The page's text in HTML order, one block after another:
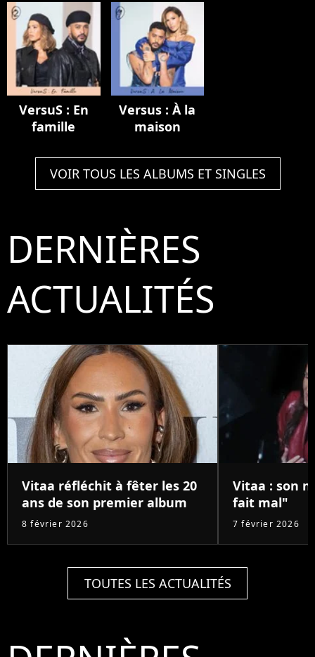
VersuS : En
famille
Versus : À la
maison
VOIR TOUS LES ALBUMS ET SINGLES
DERNIÈRES
ACTUALITÉS
Vitaa réfléchit à fêter les 20
ans de son premier album
8 février 2026
Vitaa : son
fait mal"
7 février 2026
TOUTES LES ACTUALITÉS